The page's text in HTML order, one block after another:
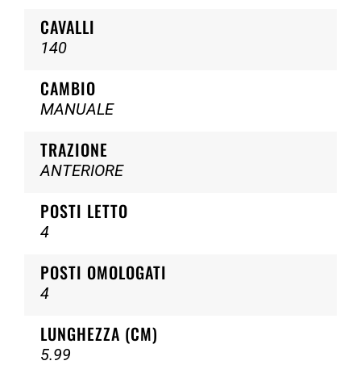
CAVALLI
140
CAMBIO
MANUALE
TRAZIONE
ANTERIORE
POSTI LETTO
4
POSTI OMOLOGATI
4
LUNGHEZZA (CM)
5.99